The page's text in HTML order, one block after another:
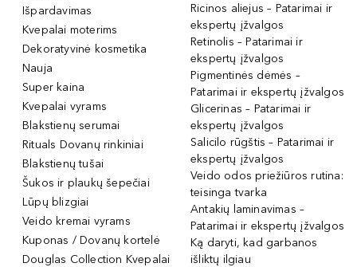
Išpardavimas
Kvepalai moterims
Dekoratyvinė kosmetika
Nauja
Super kaina
Kvepalai vyrams
Blakstienų serumai
Rituals Dovanų rinkiniai
Blakstienų tušai
Šukos ir plaukų šepečiai
Lūpų blizgiai
Veido kremai vyrams
Kuponas / Dovanų kortelė
Douglas Collection Kvepalai
Ricinos aliejus – Patarimai ir
ekspertų įžvalgos
Retinolis – Patarimai ir
ekspertų įžvalgos
Pigmentinės dėmės –
Patarimai ir ekspertų įžvalgos
Glicerinas – Patarimai ir
ekspertų įžvalgos
Salicilo rūgštis – Patarimai ir
ekspertų įžvalgos
Veido odos priežiūros rutina:
teisinga tvarka
Antakių laminavimas –
Patarimai ir ekspertų įžvalgos
Ką daryti, kad garbanos
išliktų ilgiau